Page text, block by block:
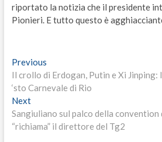
riportato la notizia che il presidente
Pionieri. E tutto questo è
Navigazione
articoli
PreviousPrevious
post:
Il crollo di Erdogan, Putin e Xi Jinping:
‘sto Carnevale di Rio
NextNext
post:
Sangiuliano sul palco della convention
“richiama” il direttore del Tg2